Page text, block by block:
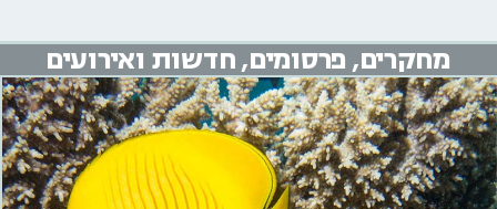
מחקרים, פרסומים, חדשות ואירועים